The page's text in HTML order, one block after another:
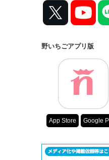
野いちごアプリ版
App Store Google